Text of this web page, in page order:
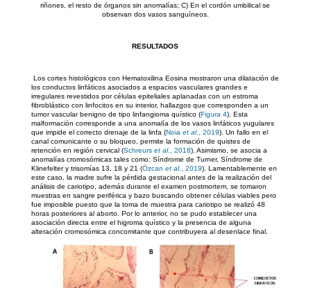
riñones, el resto de órganos sin anomalías; C) En el cordón umbilical se
observan dos vasos sanguíneos.
RESULTADOS
Los cortes histológicos con Hematoxilina Eosina mostraron una dilatación de
los conductos linfáticos asociados a espacios vasculares grandes e
irregulares revestidos por células epiteliales aplanadas con un estroma
fibroblástico con linfocitos en su interior, hallazgos que corresponden a un
tumor vascular benigno de tipo linfangioma quístico (Figura 4). Esta
malformación corresponde a una anomalía de los vasos linfáticos yugulares
que impide el correcto drenaje de la linfa (Noia et al., 2019). Un fallo en el
canal comunicante o su bloqueo, permite la formación de quistes de
retención en región cervical (Schreurs et al., 2018). Asimismo, se asocia a
anomalías cromosómicas tales como: Síndrome de Turner, Síndrome de
Klinefelter y trisomías 13, 18 y 21 (Özcan et al., 2019). Lamentablemente en
este caso, la madre sufre la pérdida gestacional antes de la realización del
análisis de cariotipo, además durante el examen postmortem, se tomaron
muestras en sangre periférica y bazo buscando obtener células viables pero
fue imposible puesto que la toma de muestra para cariotipo se realizó 48
horas posteriores al aborto. Por lo anterior, no se pudo establecer una
asociación directa entre el higroma quístico y la presencia de alguna
alteración cromosómica concomitante que contribuyera al desenlace final.